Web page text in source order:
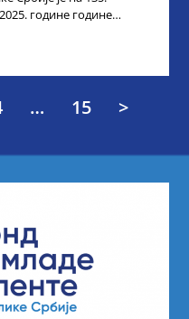
године године
… 15 >